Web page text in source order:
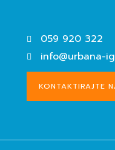
059 920 322
info@urbana-
KONTAKTIRAJTE